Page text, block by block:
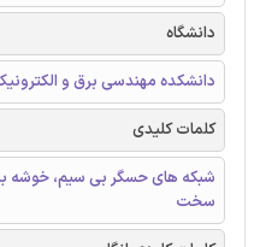
دانشگاه
دانشکده مهندسی برق و
کلمات کلیدی
سخت